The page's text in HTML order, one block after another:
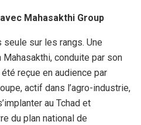
Mahasakthi Group
seule sur les rangs. Une
conduite par son
été reçue en audience par
actif dans l’agro-industrie,
au Tchad et
du plan national de